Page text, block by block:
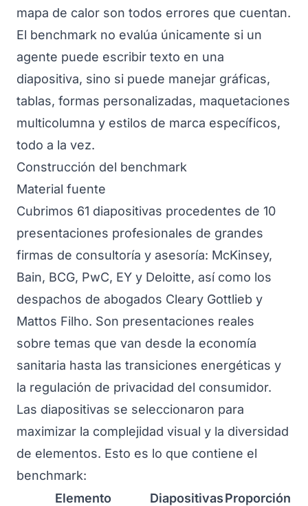
mapa de calor son todos errores que cuentan.
El benchmark no evalúa únicamente si un
agente puede escribir texto en una
diapositiva, sino si puede manejar gráficas,
tablas, formas personalizadas, maquetaciones
multicolumna y estilos de marca específicos,
todo a la vez.
Construcción del benchmark
Material fuente
Cubrimos 61 diapositivas procedentes de 10
presentaciones profesionales de grandes
firmas de consultoría y asesoría: McKinsey,
Bain, BCG, PwC, EY y Deloitte, así como los
despachos de abogados Cleary Gottlieb y
Mattos Filho. Son presentaciones reales
sobre temas que van desde la economía
sanitaria hasta las transiciones energéticas y
la regulación de privacidad del consumidor.
Las diapositivas se seleccionaron para
maximizar la complejidad visual y la diversidad
de elementos. Esto es lo que contiene el
benchmark:
Elemento
DiapositivasProporción